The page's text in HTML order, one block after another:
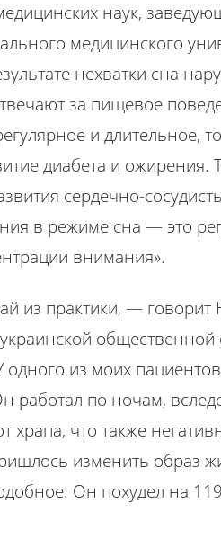
наук,
медицинского
нехватки сна
за пищевое
и длительное,
диабета и ожирения.
сердечно-
в режиме сна — это
внимания».
из практики, —
из моих
работал по ночам,
храпа, что также
изменить образ
Он похудел на